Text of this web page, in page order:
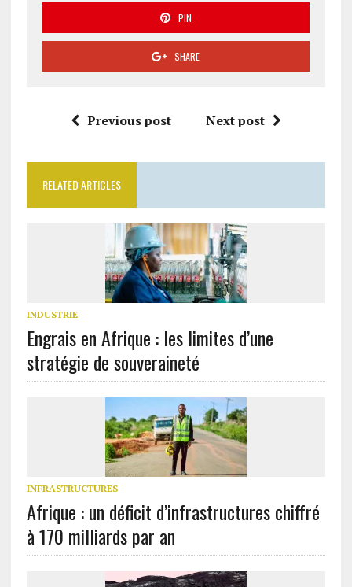
PIN
SHARE
Previous post Next post
RELATED ARTICLES
INDUSTRIE
Engrais en Afrique : les limites d’une
stratégie de souveraineté
INFRASTRUCTURES
Afrique : un déficit d’infrastructures chiffré
à 170 milliards par an